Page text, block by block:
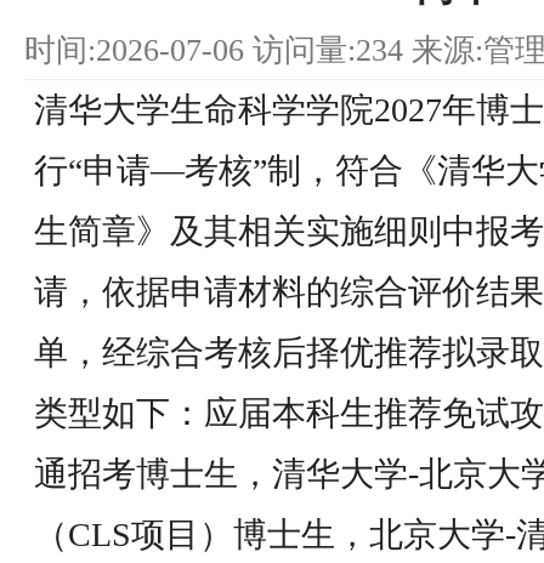
时间:2026-07-06 访问量:234 来源:管
清华大学生命科学学院2027年博
行“申请―考核”制，符合《清华
生简章》及其相关实施细则中报
请，依据申请材料的综合评价结
单，经综合考核后择优推荐拟录
类型如下：应届本科生推荐免试
通招考博士生，清华大学-北京大
（CLS项目）博士生，北京大学-